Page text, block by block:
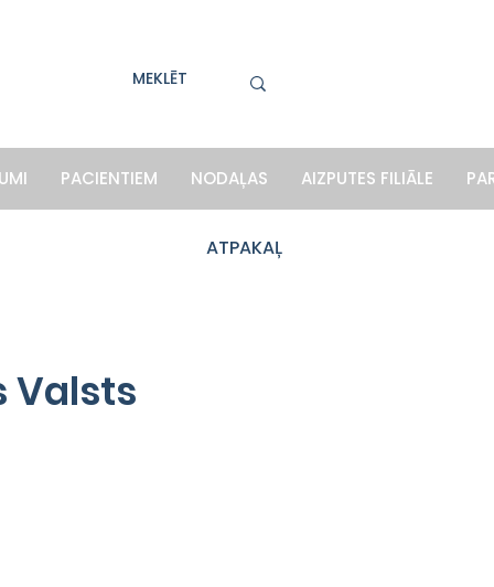
PACIENTIEM NODAĻAS AIZPUTES FILIĀLE
ATPAKAĻ
Valsts